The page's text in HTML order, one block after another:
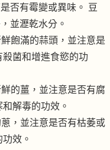
否有霉變或異味。 豆
並瀝乾水分。
飽滿的蒜頭，並注意是
菌和增進食慾的功
的薑，並注意是否有腐
解毒的功效。
，並注意是否有枯萎或
效。